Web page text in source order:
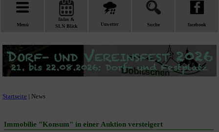
Menü
Infos &
SLN Blick
Unwetter Suche facebook
Startseite | News
Immobilie "Konsum" in einer Auktion versteigert